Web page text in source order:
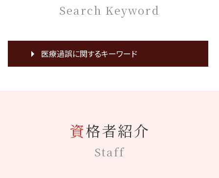
Search Keyword
医療過誤に関するキーワード
患者 取り違え
医療過誤 訴訟
資格者紹介
Staff